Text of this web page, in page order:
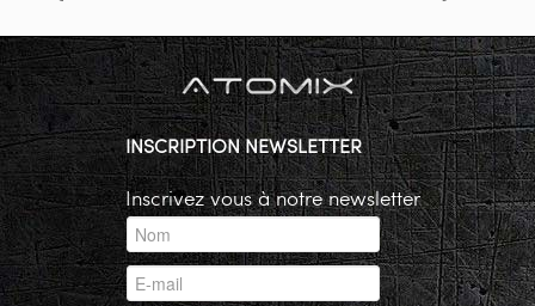
INSCRIPTION NEWSLETTER
Inscrivez vous à notre newsletter